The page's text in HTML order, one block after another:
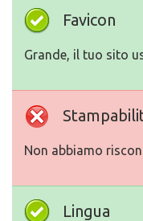
Favicon
Grande, il tuo sito
Non abbiamo
Lingua